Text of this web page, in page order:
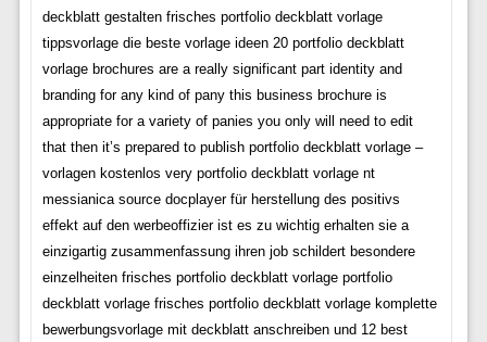
deckblatt gestalten frisches portfolio deckblatt vorlage
tippsvorlage die beste vorlage ideen 20 portfolio deckblatt
vorlage brochures are a really significant part identity and
branding for any kind of pany this business brochure is
appropriate for a variety of panies you only will need to edit
that then it’s prepared to publish portfolio deckblatt vorlage –
vorlagen kostenlos very portfolio deckblatt vorlage nt
messianica source docplayer für herstellung des positivs
effekt auf den werbeoffizier ist es zu wichtig erhalten sie a
einzigartig zusammenfassung ihren job schildert besondere
einzelheiten frisches portfolio deckblatt vorlage portfolio
deckblatt vorlage frisches portfolio deckblatt vorlage komplette
bewerbungsvorlage mit deckblatt anschreiben und 12 best